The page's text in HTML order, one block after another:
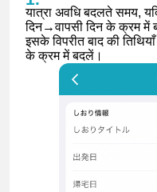
यात्रा अवधि बदलते समय,
दिन→वापसी दिन के क्रम में
इसके विपरीत बाद की
के क्रम में बदलें।